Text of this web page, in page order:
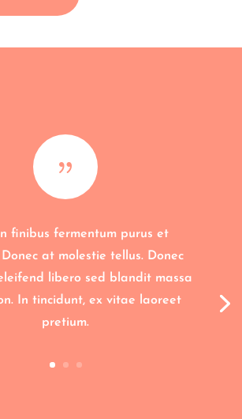
{
finibus fermentum purus et
at molestie tellus. Donec
libero sed blandit massa
In tincidunt, ex vitae laoreet
pretium.